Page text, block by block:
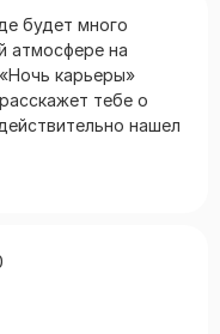
будет много
атмосфере на
карьеры»
тебе о
нашел